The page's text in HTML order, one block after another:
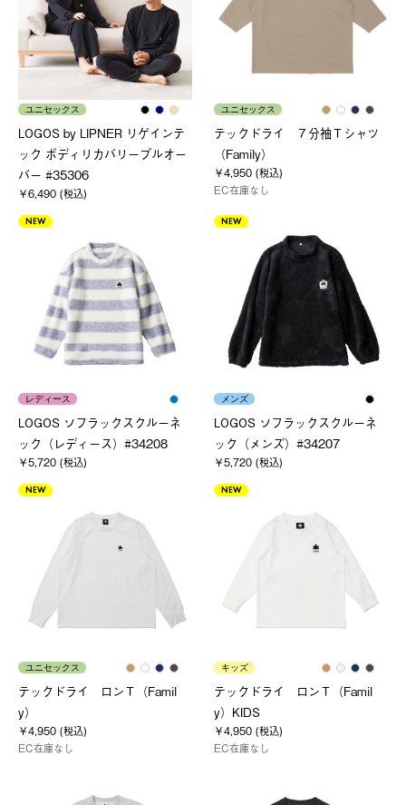
ユニセックス
LOGOS by LIPNER リゲインテ
ック ボディリカバリープルオー
バー #35306
￥6,490 (税込)
ユニセックス
テックドライ ７分袖Ｔシャツ
（Family）
￥4,950 (税込)
EC在庫なし
NEW
レディース
LOGOS ソフラックスクルーネ
ック（レディース）#34208
￥5,720 (税込)
NEW
メンズ
LOGOS ソフラックスクルーネ
ック（メンズ）#34207
￥5,720 (税込)
NEW
ユニセックス
テックドライ ロンＴ（Famil
y）
￥4,950 (税込)
EC在庫なし
NEW
キッズ
テックドライ ロンＴ（Famil
y）KIDS
￥4,950 (税込)
EC在庫なし